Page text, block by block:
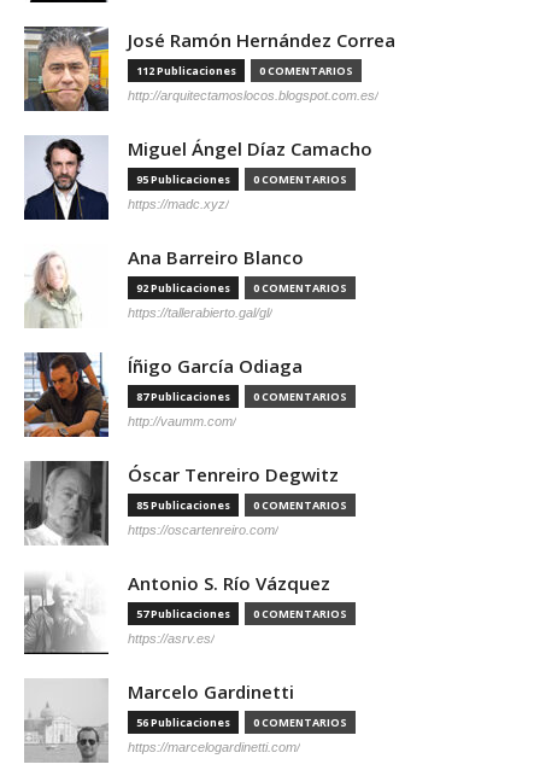
José Ramón Hernández Correa
112 Publicaciones 0 COMENTARIOS
http://arquitectamoslocos.blogspot.com.es/
Miguel Ángel Díaz Camacho
95 Publicaciones 0 COMENTARIOS
https://madc.xyz/
Ana Barreiro Blanco
92 Publicaciones 0 COMENTARIOS
https://tallerabierto.gal/gl/
Íñigo García Odiaga
87 Publicaciones 0 COMENTARIOS
http://vaumm.com/
Óscar Tenreiro Degwitz
85 Publicaciones 0 COMENTARIOS
https://oscartenreiro.com/
Antonio S. Río Vázquez
57 Publicaciones 0 COMENTARIOS
https://asrv.es/
Marcelo Gardinetti
56 Publicaciones 0 COMENTARIOS
https://marcelogardinetti.com/